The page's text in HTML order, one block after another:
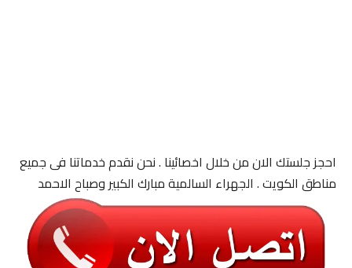
احجز جلستك الان من خلال اخصائينا . نحن نقدم خدماتنا فى جميع
مناطق الكويت . الجهراء السالمية مبارك الكبير وصباح الاحمد